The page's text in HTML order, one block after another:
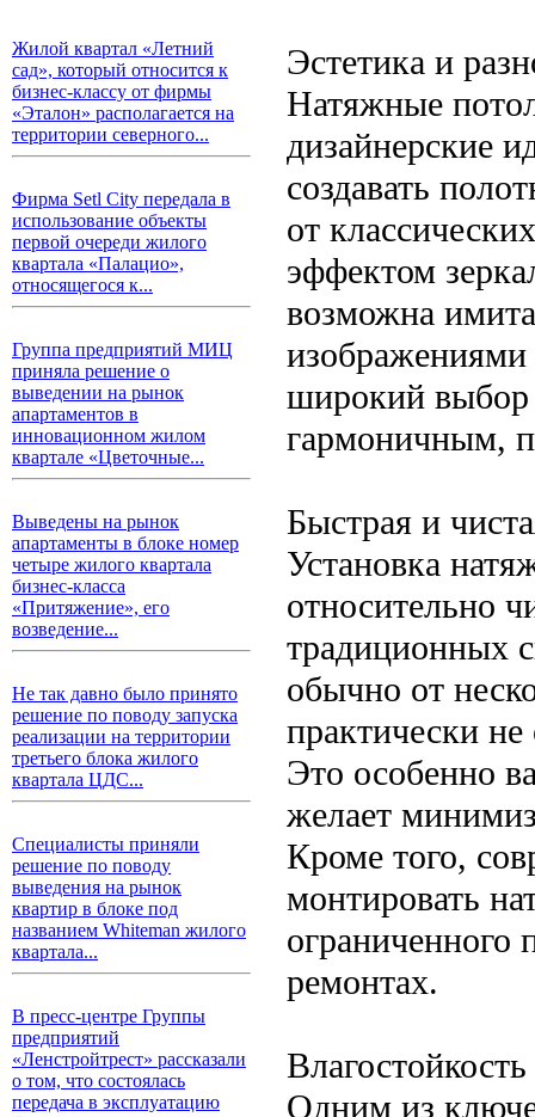
Жилой квартал «Летний
сад», который относится к
бизнес-классу от фирмы
«Эталон» располагается на
территории северного...
Фирма Setl City передала в
использование объекты
первой очереди жилого
квартала «Палацио»,
относящегося к...
Группа предприятий МИЦ
приняла решение о
выведении на рынок
апартаментов в
инновационном жилом
квартале «Цветочные...
Выведены на рынок
апартаменты в блоке номер
четыре жилого квартала
бизнес-класса
«Притяжение», его
возведение...
Не так давно было принято
решение по поводу запуска
реализации на территории
третьего блока жилого
квартала ЦДС...
Специалисты приняли
решение по поводу
выведения на рынок
квартир в блоке под
названием Whiteman жилого
квартала...
В пресс-центре Группы
предприятий
«Ленстройтрест» рассказали
о том, что состоялась
передача в эксплуатацию
Эстетика и
Натяжные
дизайнерские
создавать
от
эффектом
возможна
широкий выбор
гармоничным,
Быстрая и
Установка
относительно
традиционных
обычно от
практически
Это особенно
желает
Кроме того,
монтировать
ограниченного
ремонтах.
Одним из